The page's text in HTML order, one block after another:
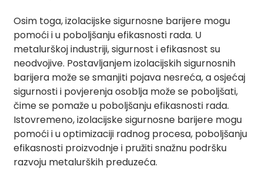
Osim toga, izolacijske sigurnosne barijere mogu
pomoći i u poboljšanju efikasnosti rada. U
metalurškoj industriji, sigurnost i efikasnost su
neodvojive. Postavljanjem izolacijskih sigurnosnih
barijera može se smanjiti pojava nesreća, a osjećaj
sigurnosti i povjerenja osoblja može se poboljšati,
čime se pomaže u poboljšanju efikasnosti rada.
Istovremeno, izolacijske sigurnosne barijere mogu
pomoći i u optimizaciji radnog procesa, poboljšanju
efikasnosti proizvodnje i pružiti snažnu podršku
razvoju metalurških preduzeća.